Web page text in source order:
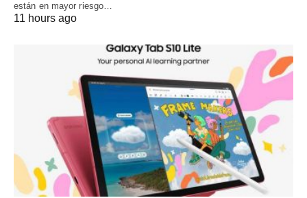
están en mayor riesgo…
11 hours ago